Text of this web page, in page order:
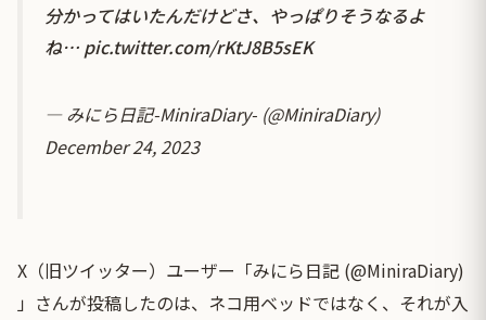
分かってはいたんだけどさ、やっぱりそうなるよ
ね… pic.twitter.com/rKtJ8B5sEK
— みにら日記-MiniraDiary- (@MiniraDiary)
December 24, 2023
X（旧ツイッター）ユーザー「みにら日記 (@MiniraDiary)
」さんが投稿したのは、ネコ用ベッドではなく、それが入